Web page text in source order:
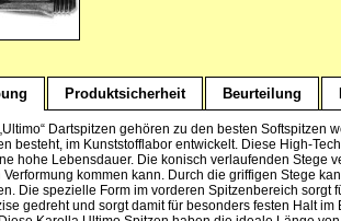
Produktsicherheit Beurteilung
Dartspitzen gehören zu den besten
besteht, im Kunststofflabor entwickelt. Diese High-
hohe Lebensdauer. Die konisch verlaufenden Stege
kommen kann. Durch die griffigen Stege
Die spezielle Form im vorderen Spitzenbereich sorgt
gedreht und sorgt damit für besonders festen Halt